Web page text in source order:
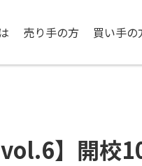
売り手の方 買い手の
vol.6】開校